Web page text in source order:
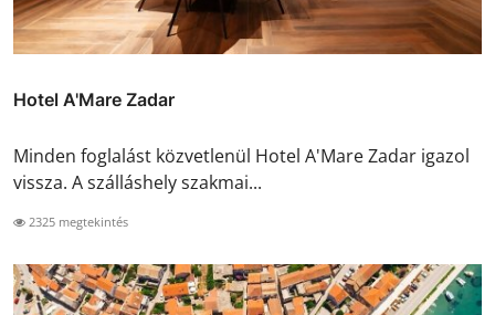
Hotel A'Mare Zadar
Minden foglalást közvetlenül Hotel A'Mare Zadar igazol
vissza. A szálláshely szakmai...
2325 megtekintés